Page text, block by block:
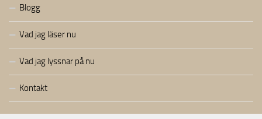
Blogg
Vad jag läser nu
Vad jag lyssnar på nu
Kontakt